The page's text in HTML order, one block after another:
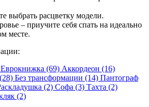
выбрать расцветку модели.
– приучите себя спать на идеально
месте.
Еврокнижка (69) Аккордеон (16)
Без трансформации (14) Пантограф
(2) Софа (3) Тахта (2)
(2)